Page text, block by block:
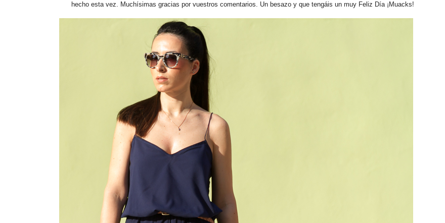
hecho esta vez. Muchísimas gracias por vuestros comentarios. Un besazo y que tengáis un muy Feliz Día ¡Muacks!